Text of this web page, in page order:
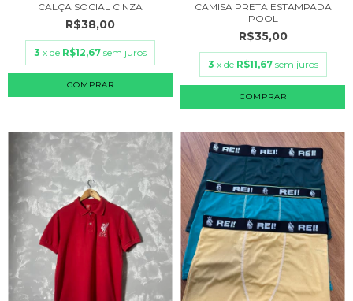
CALÇA SOCIAL CINZA
R$38,00
3 x de R$12,67 sem juros
COMPRAR
CAMISA PRETA ESTAMPADA
POOL
R$35,00
3 x de R$11,67 sem juros
COMPRAR